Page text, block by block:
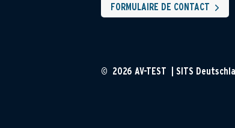
FORMULAIRE DE CONTACT
© 2026 AV-TEST | SITS